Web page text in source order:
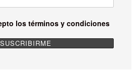
los términos y condiciones